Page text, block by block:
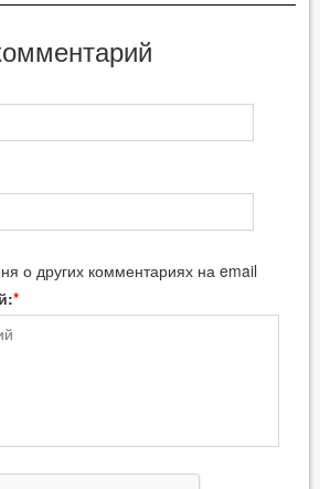
о других комментариях на email